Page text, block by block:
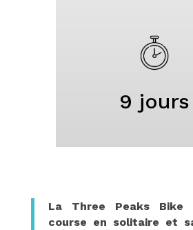
9 jours
La Three Peaks
course en solitaire et